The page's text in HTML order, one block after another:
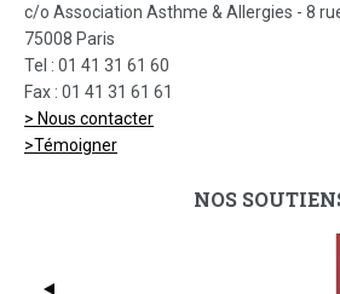
c/o Association Asthme & Allergies - 8
75008 Paris
Tel : 01 41 31 61 60
Fax : 01 41 31 61 61
> Nous contacter
>Témoigner
NOS